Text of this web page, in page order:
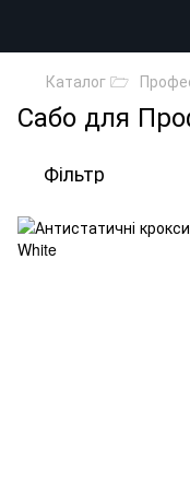
Каталог 🗁
Сабо для
Фільтр